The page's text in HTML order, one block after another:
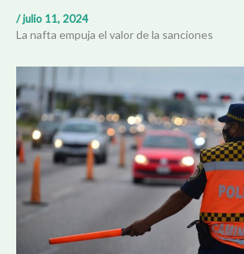
/julio 11, 2024
La nafta empuja el valor de la sanciones